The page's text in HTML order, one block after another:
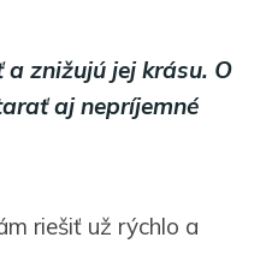
znižujú jej krásu. O
aj nepríjemné
riešiť už rýchlo a